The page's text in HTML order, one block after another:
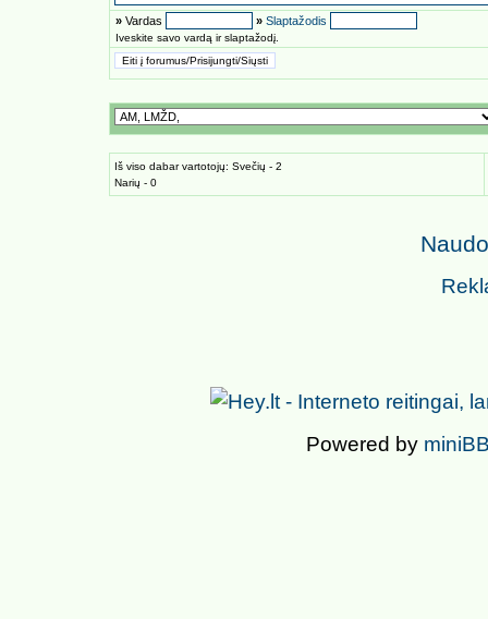
» Vardas » Slaptažodis
Iveskite savo vardą ir slaptažodį.
Iš viso dabar vartotojų: Svečių - 2
Narių - 0
Powered by